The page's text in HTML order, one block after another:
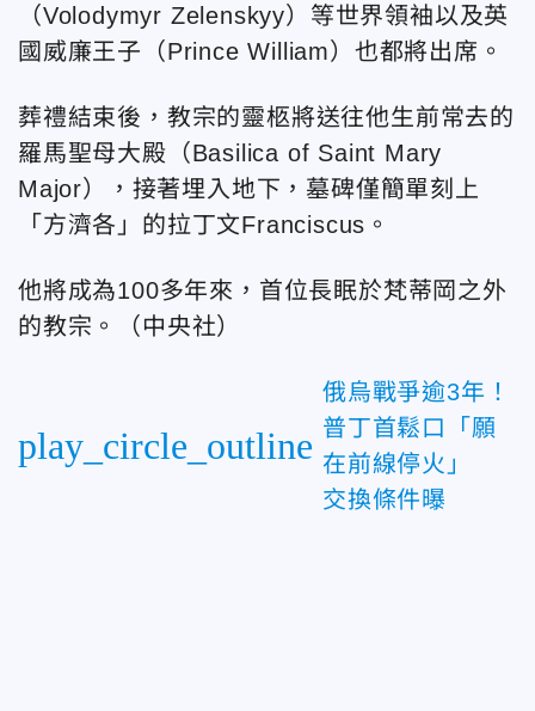
（Volodymyr Zelenskyy）等世界領袖以及英
國威廉王子（Prince William）也都將出席。
葬禮結束後，教宗的靈柩將送往他生前常去的
羅馬聖母大殿（Basilica of Saint Mary
Major），接著埋入地下，墓碑僅簡單刻上
「方濟各」的拉丁文Franciscus。
他將成為100多年來，首位長眠於梵蒂岡之外
的教宗。
（中央社）
play_circle_outline
俄烏戰爭逾3年！
普丁首鬆口「願
在前線停火」
交換條件曝